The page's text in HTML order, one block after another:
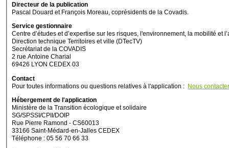
Directeur de la publication
Pascal Douard et François Moreau, coprésidents de la Covadis.
Service gestionnaire
Centre d’études et d’expertise sur les risques, l'environnement, la mobilité et
Direction technique Territoires et ville (DTecTV)
Secrétariat de la COVADIS
2 rue Antoine Charial
69426 LYON CEDEX 03
Contact
Pour toutes informations ou questions relatives à l'application : Nous
Hébergement de l'application
Ministère de la Transition écologique et solidaire
SG/SPSSI/CPII/DOIP
Rue Pierre Ramond - CS60013
33166 Saint-Médard-en-Jalles CEDEX
Téléphone : 05 56 70 66 33